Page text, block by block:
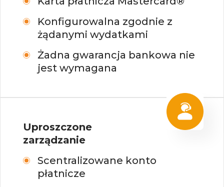
Konfigurowalna zgodnie z
żądanymi wydatkami
Żadna gwarancja bankowa nie
jest wymagana
Uproszczone
zarządzanie
Scentralizowane konto
płatnicze